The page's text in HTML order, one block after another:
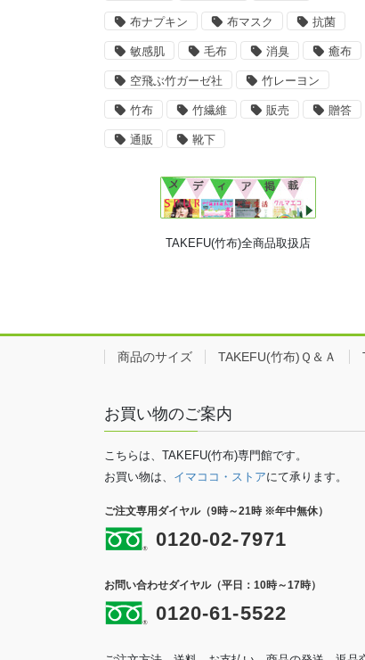
布ナプキン 布マスク 抗菌
敏感肌 毛布 消臭 癒布
空飛ぶ竹ガーゼ社 竹レーヨン
竹布 竹繊維 販売 贈答
通販 靴下
TAKEFU(竹布)全商品取扱店
商品のサイズ TAKEFU(竹布)Ｑ＆Ａ
お買い物のご案内
こちらは、TAKEFU(竹布)専門館です。
お買い物は、 イマココ・ストアにて承ります。
ご注文専用ダイヤル（9時～21時 ※年中無休）
0120-02-7971
お問い合わせダイヤル（平日：10時～17時）
0120-61-5522